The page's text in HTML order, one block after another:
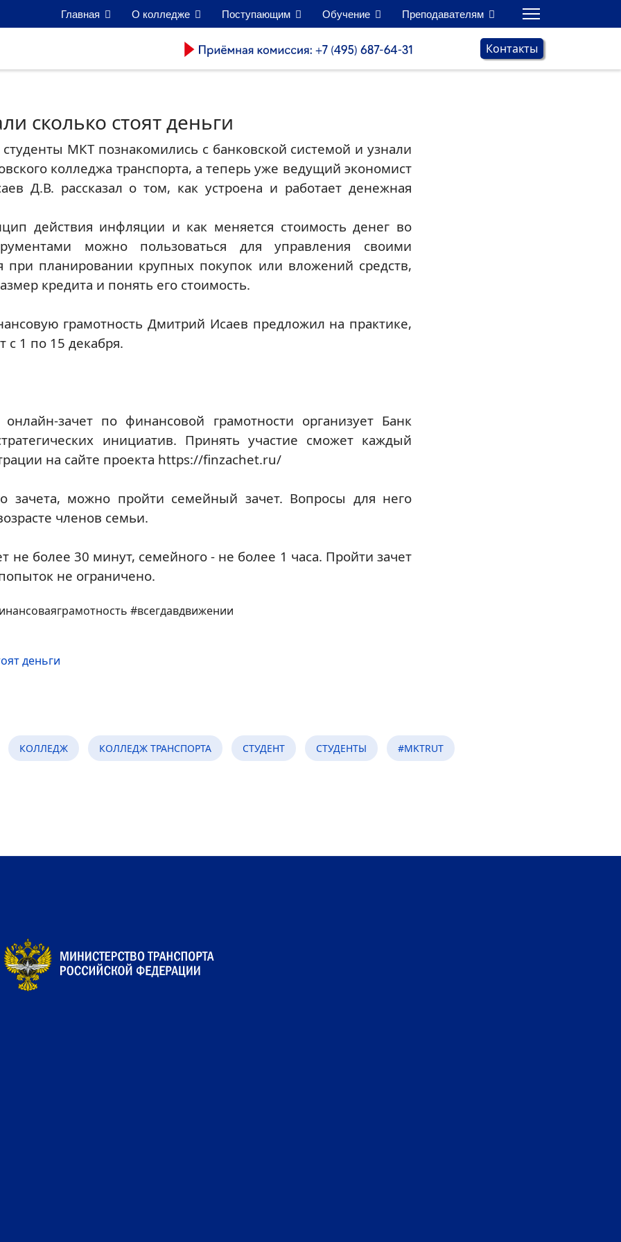
Главная О колледже Поступающим Обучение Преподавателям
Контакты
сколько стоят деньги
МКТ познакомились с банковской системой и узнали
колледжа транспорта, а теперь уже ведущий экономист
Д.В. рассказал о том, как устроена и работает денежная
действия инфляции и как меняется стоимость денег во
можно пользоваться для управления своими
при планировании крупных покупок или вложений средств,
кредита и понять его стоимость.
грамотность Дмитрий Исаев предложил на практике,
с 1 по 15 декабря.
зачет по финансовой грамотности организует Банк
инициатив. Принять участие сможет каждый
на сайте проекта https://finzachet.ru/
зачета, можно пройти семейный зачет. Вопросы для него
членов семьи.
не более 30 минут, семейного - не более 1 часа. Пройти зачет
не ограничено.
#всегдавдвижении
деньги
КОЛЛЕДЖ КОЛЛЕДЖ ТРАНСПОРТА СТУДЕНТ СТУДЕНТЫ #MKTRUT